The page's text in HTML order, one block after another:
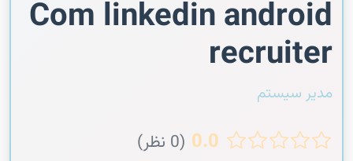
Com linkedin android
recruiter
مدیر سیستم
0.0 (0 نظر)